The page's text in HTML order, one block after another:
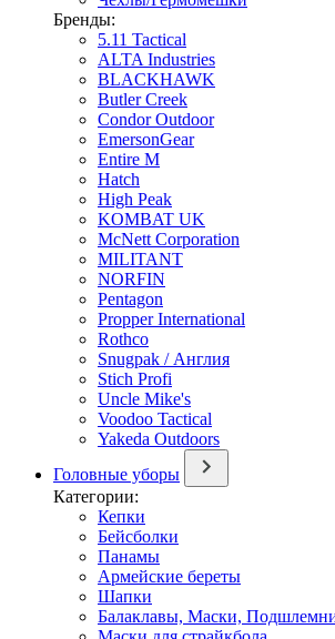
Бренды:
5.11 Tactical
ALTA Industries
BLACKHAWK
Butler Creek
Condor Outdoor
EmersonGear
Entire M
Hatch
High Peak
KOMBAT UK
McNett Corporation
MILITANT
NORFIN
Pentagon
Propper International
Rothco
Snugpak / Англия
Stich Profi
Uncle Mike's
Voodoo Tactical
Yakeda Outdoors
Головные уборы
Категории:
Кепки
Бейсболки
Панамы
Армейские береты
Шапки
Балаклавы, Маски,